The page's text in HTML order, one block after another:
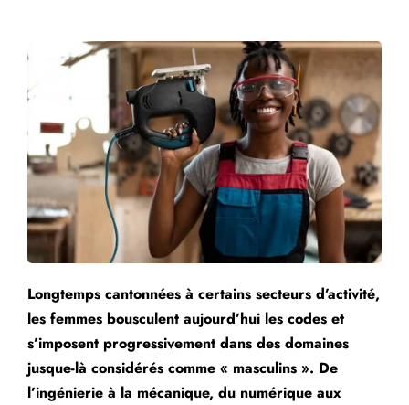
Longtemps cantonnées à certains secteurs d’activité,
les femmes bousculent aujourd’hui les codes et
s’imposent progressivement dans des domaines
jusque-là considérés comme « masculins ». De
l’ingénierie à la mécanique, du numérique aux